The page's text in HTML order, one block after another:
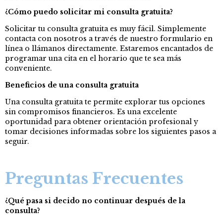
¿Cómo puedo solicitar mi consulta gratuita?
Solicitar tu consulta gratuita es muy fácil. Simplemente
contacta con nosotros a través de nuestro formulario en
línea o llámanos directamente. Estaremos encantados de
programar una cita en el horario que te sea más
conveniente.
Beneficios de una consulta gratuita
Una consulta gratuita te permite explorar tus opciones
sin compromisos financieros. Es una excelente
oportunidad para obtener orientación profesional y
tomar decisiones informadas sobre los siguientes pasos a
seguir.
Preguntas Frecuentes
¿Qué pasa si decido no continuar después de la
consulta?